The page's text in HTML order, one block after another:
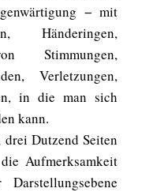
− mit
Händeringen,
Stimmungen,
Verletzungen,
in die man sich
kann.
Dutzend Seiten
Aufmerksamkeit